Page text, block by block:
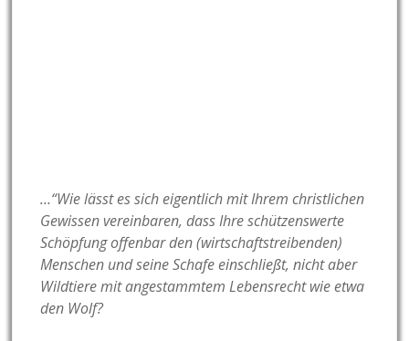
…“Wie lässt es sich eigentlich mit Ihrem christlichen
Gewissen vereinbaren, dass Ihre schützenswerte
Schöpfung offenbar den (wirtschaftstreibenden)
Menschen und seine Schafe einschließt, nicht aber
Wildtiere mit angestammtem Lebensrecht wie etwa
den Wolf?